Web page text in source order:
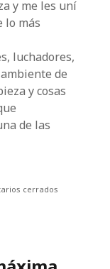
y me les uní
lo más
luchadores,
de
y cosas
de las
cerrados